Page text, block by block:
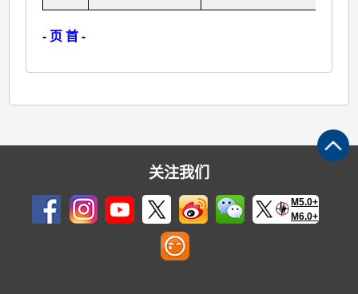
- 页 首 -
关注我们
M5.0+
M6.0+